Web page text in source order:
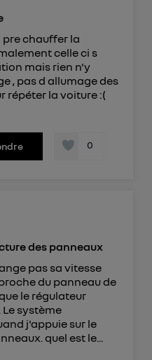
pre chauffer la
celle ci s
mais rien n'y
, pas d allumage des
répéter la voiture :(
0
des panneaux
pas sa vitesse
du panneau de
le régulateur
système
j'appuie sur le
quel est le...